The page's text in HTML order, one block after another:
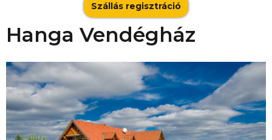
Szállás regisztráció
Hanga Vendégház